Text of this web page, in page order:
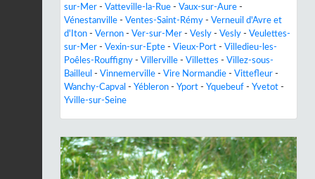
sur-Mer - Vatteville-la-Rue - Vaux-sur-Aure -
Vénestanville - Ventes-Saint-Rémy - Verneuil d'Avre et
d'Iton - Vernon - Ver-sur-Mer - Vesly - Vesly - Veulettes-
sur-Mer - Vexin-sur-Epte - Vieux-Port - Villedieu-les-
Poêles-Rouffigny - Villerville - Villettes - Villez-sous-
Bailleul - Vinnemerville - Vire Normandie - Vittefleur -
Wanchy-Capval - Yébleron - Yport - Yquebeuf - Yvetot -
Yville-sur-Seine